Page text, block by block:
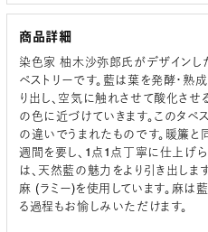
商品詳細
染色家 柚木沙弥郎氏がデザインし
ペストリーです。藍は葉を発酵・
り出し、空気に触れさせて酸化させ
の色に近づけていきます。このタ
の違いでうまれたものです。暖簾
週間を要し、1点1点丁寧に仕上げ
は、天然藍の魅力をより引き出しま
麻 (ラミー)を使用しています。麻は
る過程もお愉しみいただけます。